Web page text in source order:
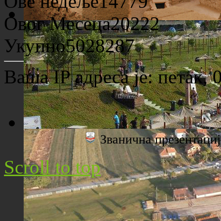
Археолошко налазиште "Viminacium"
Плажа "Топољар" - Поглед са торња
Овог Месеца20222
Укупно5028287
Ваша IP адреса је:петак,
Званична
Scroll to top